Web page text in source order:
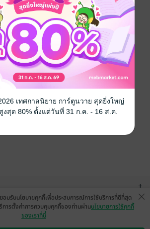
+
อมรับนโยบายคุกกี้เพื่อประสบการณ์การใช้บริการที่ดีที่สุด
การตั้งค่าการควบคุมคุกกี้ของท่านผ่านนโยบายการใช้คุกกี้
ของเราที่นี่
เทศกาลนิยาย การ์ตูนวาย สุดยิ่งใหญ่
สุด 80% ตั้งแต่วันที่ 31 ก.ค. - 16 ส.ค.